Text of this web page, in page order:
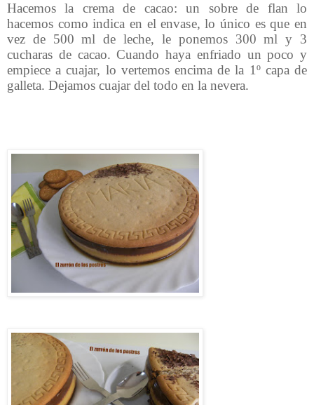
Hacemos la crema de cacao: un sobre de flan lo
hacemos como indica en el envase, lo único es que en
vez de 500 ml de leche, le ponemos 300 ml y 3
cucharas de cacao. Cuando haya enfriado un poco y
empiece a cuajar, lo vertemos encima de la 1º capa de
galleta. Dejamos cuajar del todo en la nevera.